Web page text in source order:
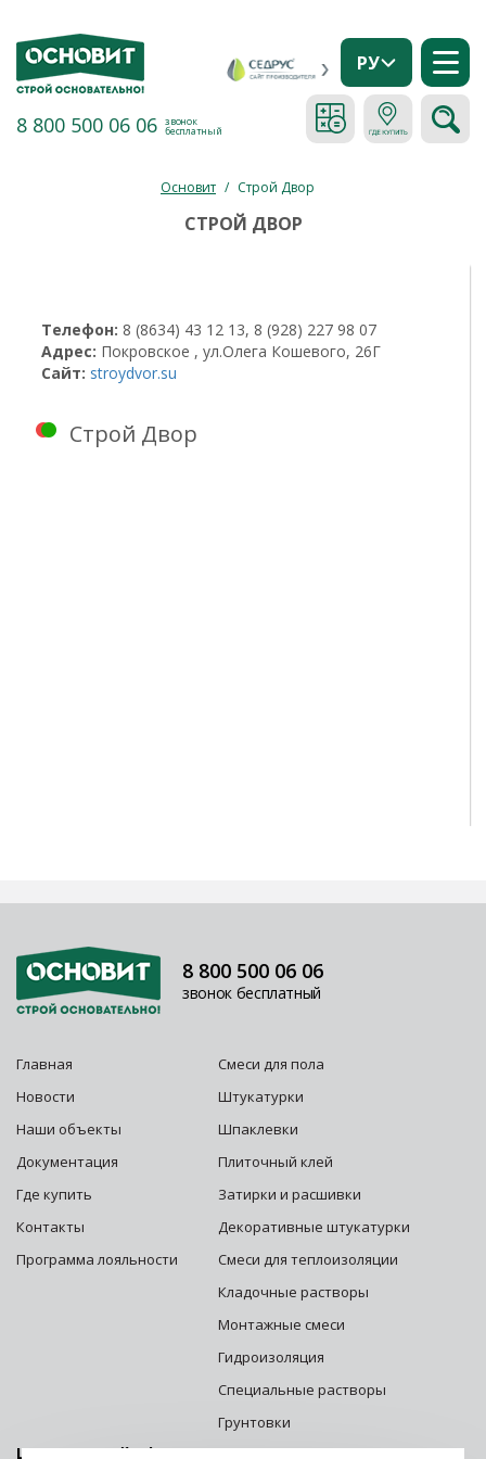
8 800 500 06 06 звонок
бесплатный
РУ
Основит / Строй Двор
СТРОЙ ДВОР
Телефон: 8 (8634) 43 12 13, 8 (928) 227 98 07
Адрес: Покровское , ул.Олега Кошевого, 26Г
Сайт: stroydvor.su
Строй Двор
Главная
Новости
Наши объекты
Документация
Где купить
Контакты
Программа лояльности
Смеси для пола
Штукатурки
Шпаклевки
Плиточный клей
Затирки и расшивки
Декоративные штукатурки
Смеси для теплоизоляции
Кладочные растворы
Монтажные смеси
Гидроизоляция
Специальные растворы
Грунтовки
8 800 500 06 06
звонок бесплатный
Центральный офис г. Москва: